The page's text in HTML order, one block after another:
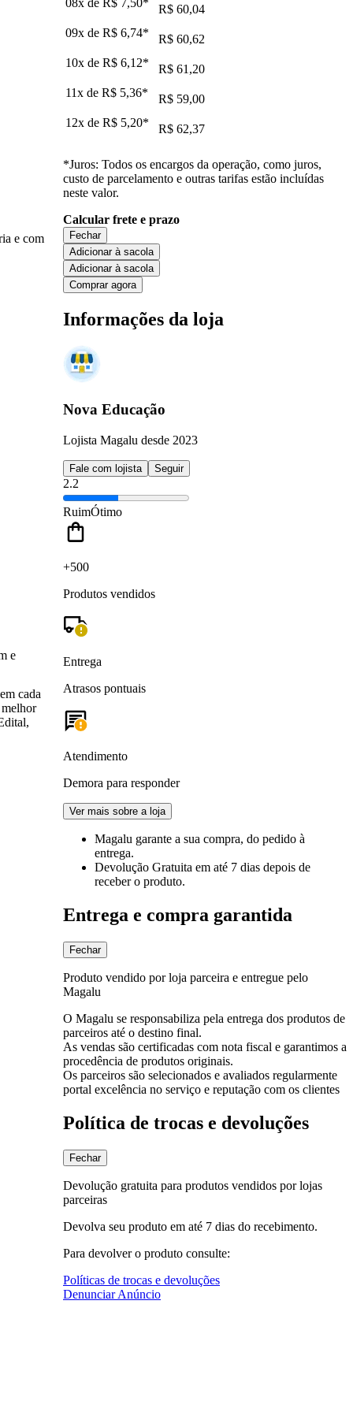
R$ 60,04
09x de R$ 6,74*
R$ 60,62
10x de R$ 6,12*
R$ 61,20
11x de R$ 5,36*
R$ 59,00
12x de R$ 5,20* R$ 62,37
*Juros: Todos os encargos da operação, como juros,
custo de parcelamento e outras tarifas estão incluídas
neste valor.
Calcular frete e prazo
Fechar
Adicionar à sacola
Adicionar à sacola
Comprar agora
Informações da loja
Nova Educação
Lojista Magalu desde 2023
Fale com lojista Seguir
2.2
RuimÓtimo
+500
Produtos vendidos
Entrega
Atrasos pontuais
Atendimento
Demora para responder
Ver mais sobre a loja
Magalu garante a sua compra, do pedido à
entrega.
Devolução Gratuita em até 7 dias depois de
receber o produto.
Entrega e compra garantida
Fechar
Produto vendido por loja parceira e entregue pelo
Magalu
O Magalu se responsabiliza pela entrega dos produtos de
parceiros até o destino final.
As vendas são certificadas com nota fiscal e garantimos a
procedência de produtos originais.
Os parceiros são selecionados e avaliados regularmente
portal excelência no serviço e reputação com os clientes
Política de trocas e devoluções
Fechar
Devolução gratuita para produtos vendidos por lojas
parceiras
Devolva seu produto em até 7 dias do recebimento.
Para devolver o produto consulte:
Políticas de trocas e devoluções
Denunciar Anúncio
e com
e
cada